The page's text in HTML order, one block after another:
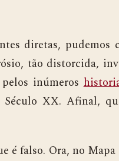
pudemos
tão distorcida,
pelos inúmeros
XX. Afinal,
falso. Ora, no Mapa